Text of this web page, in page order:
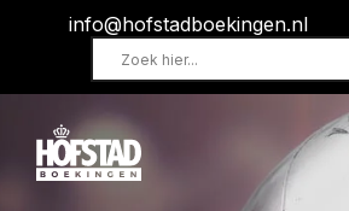
info@hofstadboekingen.nl